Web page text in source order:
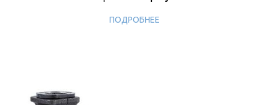
ПОДРОБНЕЕ